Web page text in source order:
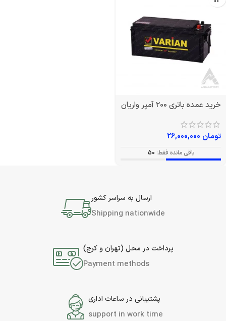
خرید عمده باتری 200 آمپر واریان
تومان
باقی مانده فقط: 50
ارسال به سراسر کشور
Shipping nationwide
پرداخت در محل (تهران و کرج)
Payment methods
پشتیبانی در ساعات اداری
support in work time